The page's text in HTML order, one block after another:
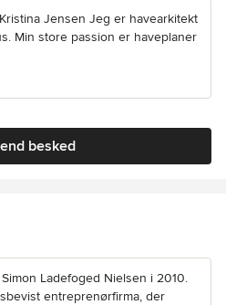
Jensen Jeg er havearkitekt
Min store passion er haveplaner
besked
Ladefoged Nielsen i 2010.
entreprenørfirma, der